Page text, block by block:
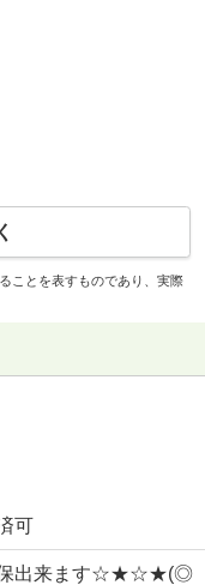
ことを表すものであり、実際
可
保出来ます☆★☆★(◎